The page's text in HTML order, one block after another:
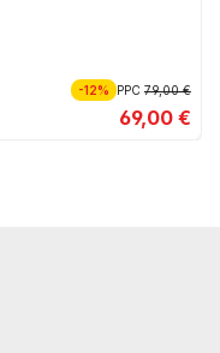
-12% PPC79,00 €
69,00 €